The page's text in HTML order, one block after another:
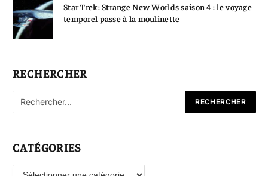
Star Trek: Strange New Worlds saison 4 : le voyage
temporel passe à la moulinette
RECHERCHER
CATÉGORIES
Catégories